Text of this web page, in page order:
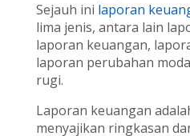
Sejauh ini laporan
lima jenis, antara lain
laporan keuangan,
laporan perubahan
rugi.
Laporan keuangan
menyajikan ringkasan